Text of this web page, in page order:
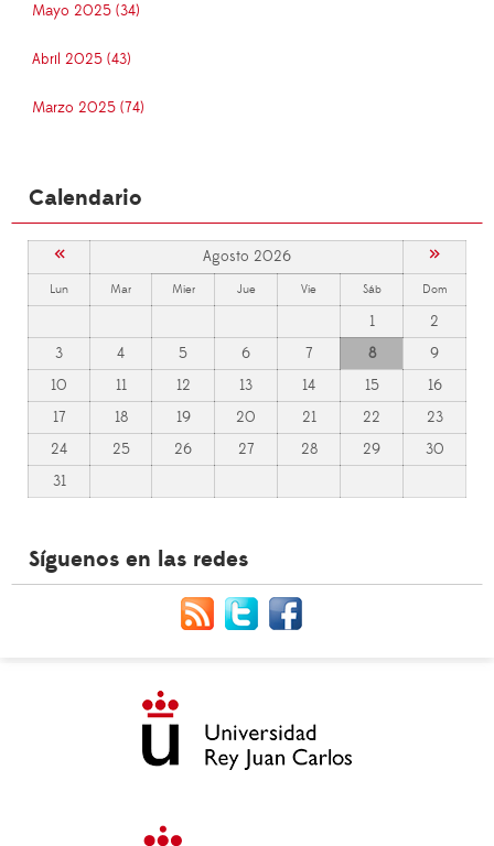
Mayo 2025 (34)
Abril 2025 (43)
Marzo 2025 (74)
Calendario
« Agosto 2026 »
Lun Mar Mier Jue Vie Sáb Dom
1
2
3
4 5 6 7 8
9
10
11 12 13 14 15
16
17
18 19 20 21 22
23
24
25 26 27 28 29
30
31
Síguenos en las redes